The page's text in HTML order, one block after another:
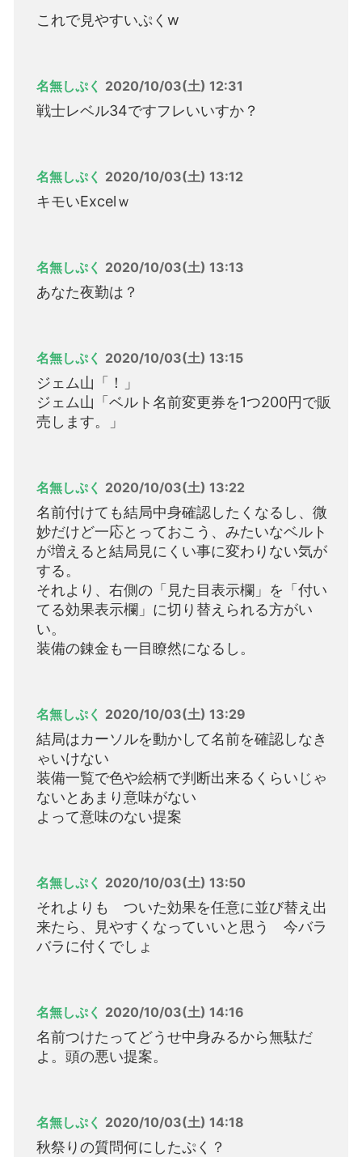
これで見やすいぷくw
名無しぷく 2020/10/03(土) 12:31
戦士レベル34ですフレいいすか？
名無しぷく 2020/10/03(土) 13:12
キモいExcelｗ
名無しぷく 2020/10/03(土) 13:13
あなた夜勤は？
名無しぷく 2020/10/03(土) 13:15
ジェム山「！」
ジェム山「ベルト名前変更券を1つ200円で販
売します。」
名無しぷく 2020/10/03(土) 13:22
名前付けても結局中身確認したくなるし、微
妙だけど一応とっておこう、みたいなベルト
が増えると結局見にくい事に変わりない気が
する。
それより、右側の「見た目表示欄」を「付い
てる効果表示欄」に切り替えられる方がい
い。
装備の錬金も一目瞭然になるし。
名無しぷく 2020/10/03(土) 13:29
結局はカーソルを動かして名前を確認しなき
ゃいけない
装備一覧で色や絵柄で判断出来るくらいじゃ
ないとあまり意味がない
よって意味のない提案
名無しぷく 2020/10/03(土) 13:50
それよりも ついた効果を任意に並び替え出
来たら、見やすくなっていいと思う 今バラ
バラに付くでしょ
名無しぷく 2020/10/03(土) 14:16
名前つけたってどうせ中身みるから無駄だ
よ。頭の悪い提案。
名無しぷく 2020/10/03(土) 14:18
秋祭りの質問何にしたぷく？